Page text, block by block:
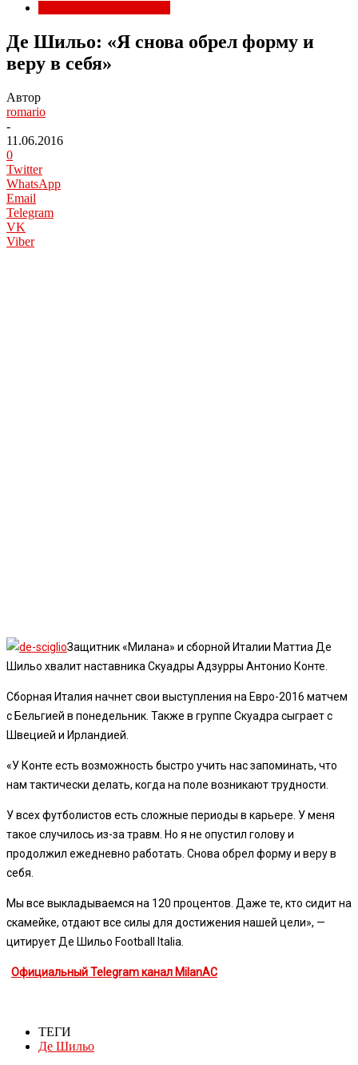
Де Шильо: «Я снова обрел форму и
веру в себя»
Автор
romario
-
11.06.2016
0
Twitter
WhatsApp
Email
Telegram
VK
Viber
Защитник «Милана» и сборной Италии Маттиа Де
Шильо хвалит наставника Скуадры Адзурры Антонио Конте.
Сборная Италия начнет свои выступления на Евро-2016 матчем
с Бельгией в понедельник. Также в группе Скуадра сыграет с
Швецией и Ирландией.
«У Конте есть возможность быстро учить нас запоминать, что
нам тактически делать, когда на поле возникают трудности.
У всех футболистов есть сложные периоды в карьере. У меня
такое случилось из-за травм. Но я не опустил голову и
продолжил ежедневно работать. Снова обрел форму и веру в
себя.
Мы все выкладываемся на 120 процентов. Даже те, кто сидит на
скамейке, отдают все силы для достижения нашей цели», —
цитирует Де Шильо Football Italia.
Официальный Telegram канал MilanAC
ТЕГИ
Де Шильо